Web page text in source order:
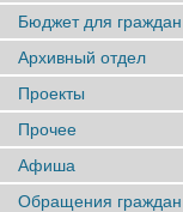
Бюджет для граждан
Архивный отдел
Проекты
Прочее
Афиша
Обращения граждан